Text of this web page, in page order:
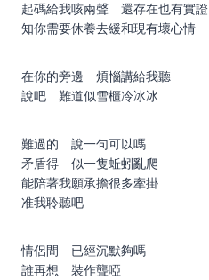
起碼給我咳兩聲 還存在也有實證
知你需要休養去緩和現有壞心情
在你的旁邊 煩惱講給我聽
說吧 難道似雪櫃冷冰冰
難過的 說一句可以嗎
矛盾得 似一隻蚯蚓亂爬
能陪著我願承擔很多牽掛
准我聆聽吧
情侶間 已經沉默夠嗎
誰再想 裝作聾啞